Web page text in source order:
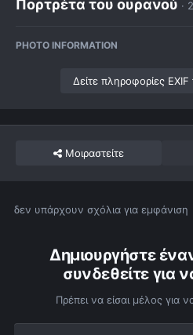
Πορτρέτα του ουρανού ·
PHOTO INFORMATION
Δείτε πληροφορίες
Μοιραστείτε
δεν υπάρχουν σχόλια για εμφάνιση
Δημιουργήστε
συνδεθείτε για
Πρέπει να είσαι μέλος για